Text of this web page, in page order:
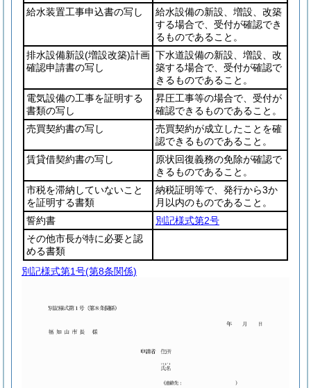
給水装置工事申込書の写し
給水設備の新設、増設、改築
する場合で、受付が確認でき
るものであること。
排水設備新設(増設改築)計画
確認申請書の写し
下水道設備の新設、増設、改
築する場合で、受付が確認で
きるものであること。
電気設備の工事を証明する
書類の写し
昇圧工事等の場合で、受付が
確認できるものであること。
売買契約書の写し
売買契約が成立したことを確
認できるものであること。
賃貸借契約書の写し
原状回復義務の免除が確認で
きるものであること。
市税を滞納していないこと
を証明する書類
納税証明等で、発行から3か
月以内のものであること。
誓約書
別記様式第2号
その他市長が特に必要と認
める書類
別記様式第1号(第8条関係)